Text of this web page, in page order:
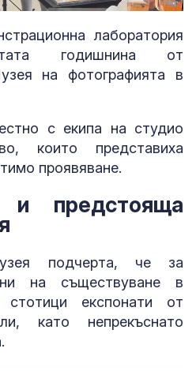
лаборатория
годишнина от
на фотографията в
с екипа на студио
които представиха
проявяване.
предстояща
подчерта, че за
на съществуване в
експонати от
като непрекъснато